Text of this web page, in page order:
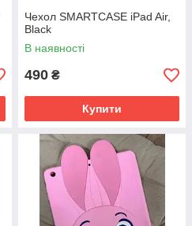
Чехол SMARTCASE iPad Air,
Black
В наявності
490 ₴
Купити